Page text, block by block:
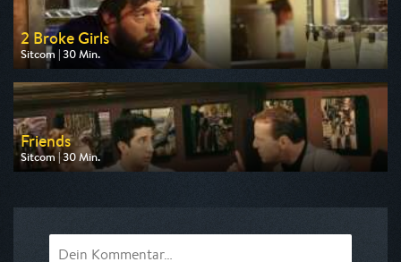
2 Broke Girls
Sitcom | 30 Min.
Ausgestrahlt von Pro 7
am 06.08.2026, 10:30
Friends
Sitcom | 30 Min.
Ausgestrahlt von sixx